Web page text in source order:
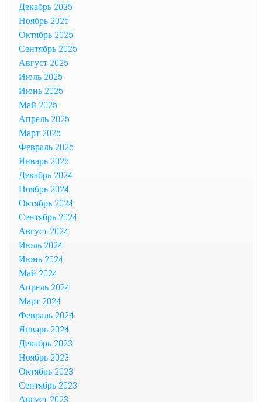
Декабрь 2025
Ноябрь 2025
Октябрь 2025
Сентябрь 2025
Август 2025
Июль 2025
Июнь 2025
Май 2025
Апрель 2025
Март 2025
Февраль 2025
Январь 2025
Декабрь 2024
Ноябрь 2024
Октябрь 2024
Сентябрь 2024
Август 2024
Июль 2024
Июнь 2024
Май 2024
Апрель 2024
Март 2024
Февраль 2024
Январь 2024
Декабрь 2023
Ноябрь 2023
Октябрь 2023
Сентябрь 2023
Август 2023